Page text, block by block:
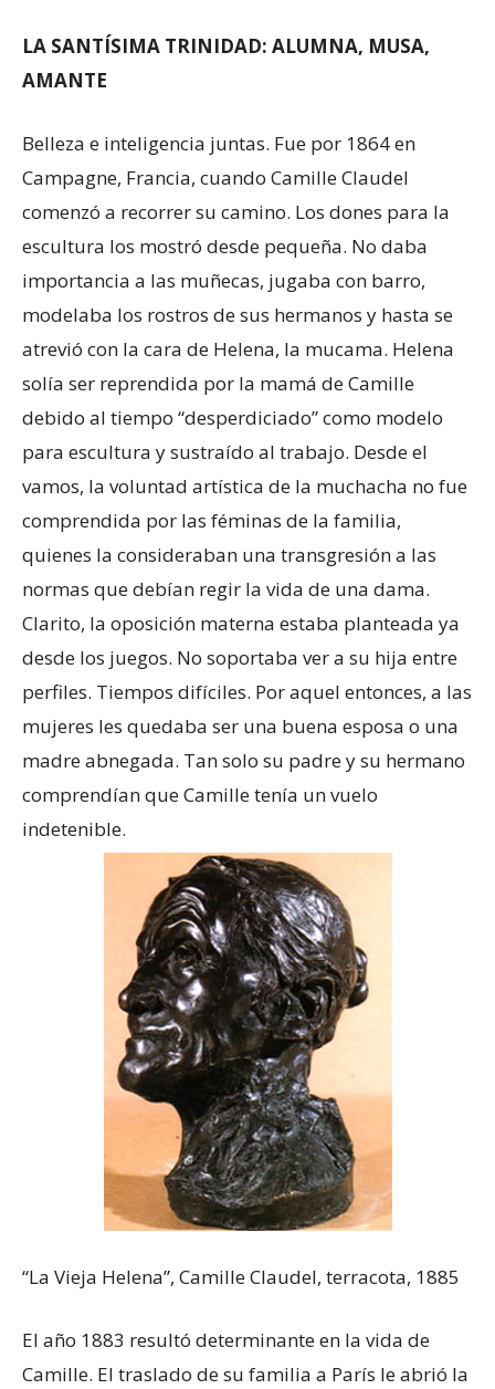
LA SANTÍSIMA TRINIDAD: ALUMNA, MUSA,
AMANTE
Belleza e inteligencia juntas. Fue por 1864 en
Campagne, Francia, cuando Camille Claudel
comenzó a recorrer su camino. Los dones para la
escultura los mostró desde pequeña. No daba
importancia a las muñecas, jugaba con barro,
modelaba los rostros de sus hermanos y hasta se
atrevió con la cara de Helena, la mucama. Helena
solía ser reprendida por la mamá de Camille
debido al tiempo “desperdiciado” como modelo
para escultura y sustraído al trabajo. Desde el
vamos, la voluntad artística de la muchacha no fue
comprendida por las féminas de la familia,
quienes la consideraban una transgresión a las
normas que debían regir la vida de una dama.
Clarito, la oposición materna estaba planteada ya
desde los juegos. No soportaba ver a su hija entre
perfiles. Tiempos difíciles. Por aquel entonces, a las
mujeres les quedaba ser una buena esposa o una
madre abnegada. Tan solo su padre y su hermano
comprendían que Camille tenía un vuelo
indetenible.
“La Vieja Helena”, Camille Claudel, terracota, 1885
El año 1883 resultó determinante en la vida de
Camille. El traslado de su familia a París le abrió la